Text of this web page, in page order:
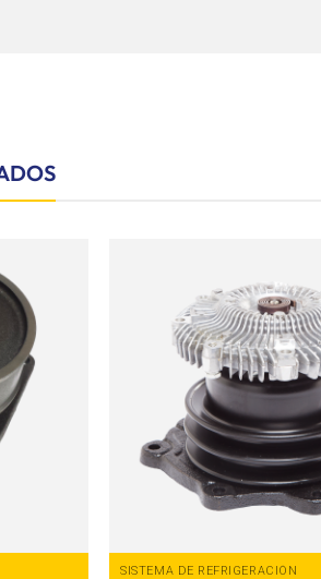
Añadir
lista de
SISTEMA DE REFRIGERACIÓN